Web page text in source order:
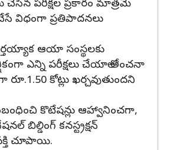
చేసిన పరీక్షల ప్రకారం మాత్రమే
విధంగా ప్రతిపాదనలు
ఆయా సంస్థలకు
ఎన్ని పరీక్షలు చేయాలో అంచనా
కోట్లు ఖర్చవుతుందని
కొటేషన్లు ఆహ్వానించగా,
బిల్డింగ్‌ కనస్ట్రక్షన్‌
చూపాయి.